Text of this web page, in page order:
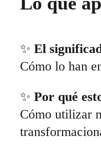
✨ El
Cómo lo han
✨ Por qué
Cómo utilizar